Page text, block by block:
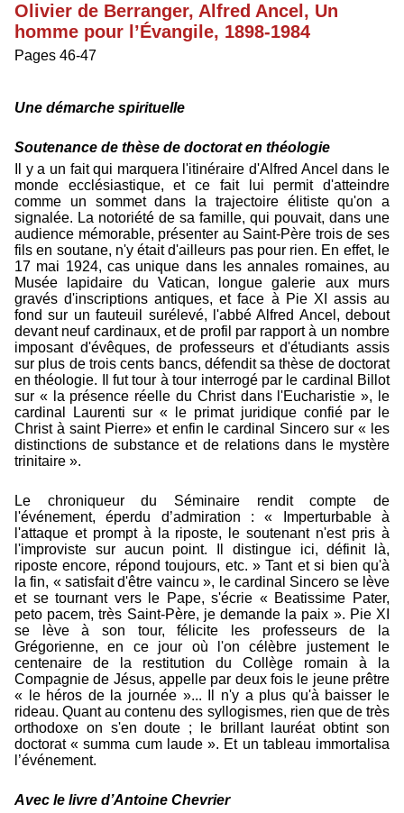
Olivier de Berranger, Alfred Ancel, Un
homme pour l’Évangile, 1898-1984
Pages 46-47
Une démarche spirituelle
Soutenance de thèse de doctorat en théologie
Il y a un fait qui marquera l'itinéraire d'Alfred Ancel dans le
monde ecclésiastique, et ce fait lui permit d'atteindre
comme un sommet dans la trajectoire élitiste qu'on a
signalée. La notoriété de sa famille, qui pouvait, dans une
audience mémorable, présenter au Saint-Père trois de ses
fils en soutane, n'y était d'ailleurs pas pour rien. En effet, le
17 mai 1924, cas unique dans les annales romaines, au
Musée lapidaire du Vatican, longue galerie aux murs
gravés d'inscriptions antiques, et face à Pie XI assis au
fond sur un fauteuil surélevé, l'abbé Alfred Ancel, debout
devant neuf cardinaux, et de profil par rapport à un nombre
imposant d'évêques, de professeurs et d'étudiants assis
sur plus de trois cents bancs, défendit sa thèse de doctorat
en théologie. Il fut tour à tour interrogé par le cardinal Billot
sur « la présence réelle du Christ dans l'Eucharistie », le
cardinal Laurenti sur « le primat juridique confié par le
Christ à saint Pierre» et enfin le cardinal Sincero sur « les
distinctions de substance et de relations dans le mystère
trinitaire ».
Le chroniqueur du Séminaire rendit compte de
l'événement, éperdu d’admiration : « Imperturbable à
l'attaque et prompt à la riposte, le soutenant n'est pris à
l'improviste sur aucun point. Il distingue ici, définit là,
riposte encore, répond toujours, etc. » Tant et si bien qu'à
la fin, « satisfait d'être vaincu », le cardinal Sincero se lève
et se tournant vers le Pape, s'écrie « Beatissime Pater,
peto pacem, très Saint-Père, je demande la paix ». Pie XI
se lève à son tour, félicite les professeurs de la
Grégorienne, en ce jour où l'on célèbre justement le
centenaire de la restitution du Collège romain à la
Compagnie de Jésus, appelle par deux fois le jeune prêtre
« le héros de la journée »... Il n'y a plus qu'à baisser le
rideau. Quant au contenu des syllogismes, rien que de très
orthodoxe on s'en doute ; le brillant lauréat obtint son
doctorat « summa cum laude ». Et un tableau immortalisa
l’événement.
Avec le livre d’Antoine Chevrier